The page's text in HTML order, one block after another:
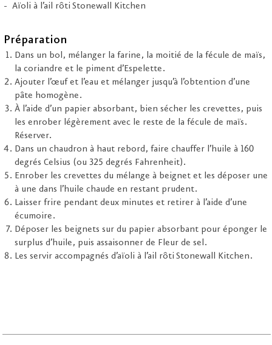
Aïoli à l’ail rôti Stonewall Kitchen
Préparation
Dans un bol, mélanger la farine, la moitié de la fécule de maïs,
la coriandre et le piment d’Espelette.
Ajouter l’œuf et l’eau et mélanger jusqu’à l’obtention d’une
pâte homogène.
À l’aide d’un papier absorbant, bien sécher les crevettes, puis
les enrober légèrement avec le reste de la fécule de maïs.
Réserver.
Dans un chaudron à haut rebord, faire chauffer l’huile à 160
degrés Celsius (ou 325 degrés Fahrenheit).
Enrober les crevettes du mélange à beignet et les déposer une
à une dans l’huile chaude en restant prudent.
Laisser frire pendant deux minutes et retirer à l’aide d’une
écumoire.
Déposer les beignets sur du papier absorbant pour éponger le
surplus d’huile, puis assaisonner de Fleur de sel.
Les servir accompagnés d’aïoli à l’ail rôti Stonewall Kitchen.